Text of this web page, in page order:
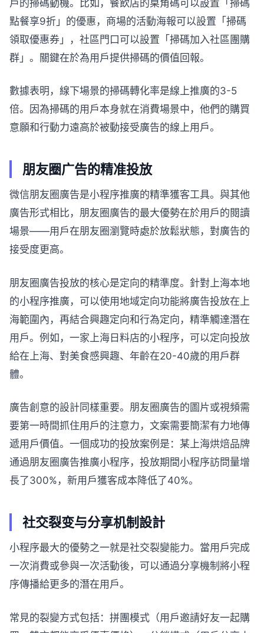
戶的掃碼動機。比如，餐飲店的桌角碼可以設置「掃碼
點餐享9折」的優惠，商場的活動海報可以設置「掃碼
領取優惠券」，社區門口可以設置「掃碼加入社區團購
群」。關鍵在於為用戶提供掃碼的價值回報。
數據表明，線下場景的掃碼轉化率是線上推廣的3-5
倍。因為掃碼的用戶本身就在消費場景中，他們的購買
意願和行動力遠高於被動接受廣告的線上用戶。
朋友圈广告的精准投放
微信朋友圈廣告是小程序推廣的精準獲客工具。與其他
廣告形式相比，朋友圈廣告的最大優勢在於用戶的閱讀
場景——用戶在朋友圈瀏覽時處於放鬆狀態，對廣告的
接受度更高。
朋友圈廣告投放的核心是定向的精準度。針對上海本地
的小程序推廣，可以使用地域定向功能將廣告投放在上
海範圍內，再結合興趣定向和行為定向，精準觸達潛在
用戶。例如，一家上海日料店的小程序，可以定向投放
給在上海、對美食感興趣、年齡在20-40歲的用戶群
體。
廣告創意的設計同樣重要。朋友圈廣告的圖片或視頻需
要第一時間抓住用戶的注意力，文案需要簡潔有力地傳
遞用戶價值。一個成功的投放案例是：某上海烘焙品牌
通過朋友圈廣告推廣小程序，投放期間小程序訪問量增
長了300%，新用戶獲客成本降低了40%。
社交裂变与分享机制設計
小程序最大的優勢之一就是社交裂變能力。當用戶完成
一次消費或參與一次活動後，可以通過分享機制將小程
序傳播給更多的潛在用戶。
常見的裂變方式包括：拼團模式（用戶邀請好友一起購